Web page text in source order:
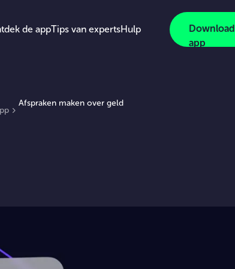
de appTips van expertsHulp
Download
app
Afspraken maken over geld